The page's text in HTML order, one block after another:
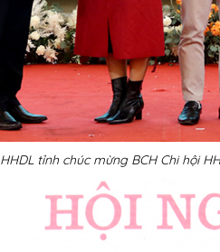
HHDL tỉnh chúc mừng BCH Chi hội